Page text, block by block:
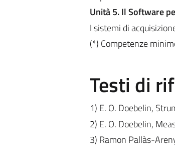
Unità 5. Il Software
I sistemi di
(*) Competenze
Testi di
1) E. O. Doebelin,
2) E. O. Doebelin,
3) Ramon Pallàs-